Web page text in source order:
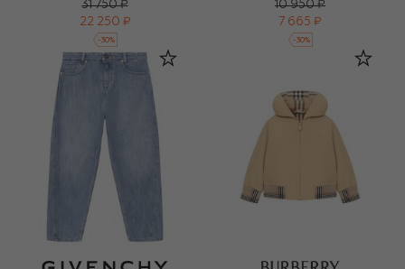
31 750 ₽
22 250 ₽
-30%
10 950 ₽
7 665 ₽
-30%